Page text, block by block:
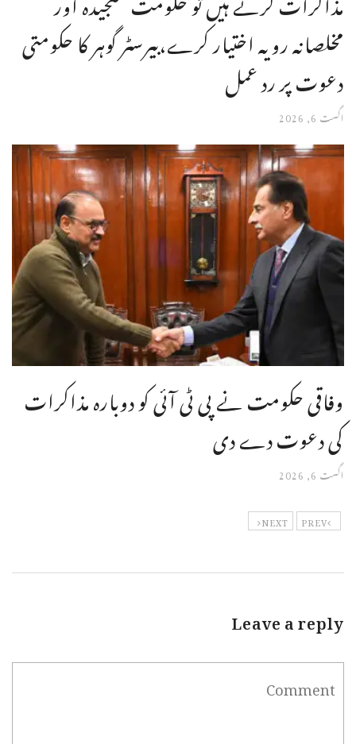
مخلصانہ رویہ اختیار کرے،بیرسٹر گوہر کا حکومتی
دعوت پر رد عمل
اگست 6, 2026
وفاقی حکومت نے پی ٹی آئی کو دوبارہ مذاکرات
کی دعوت دے دی
اگست 6, 2026
PREV
NEXT
Leave a reply